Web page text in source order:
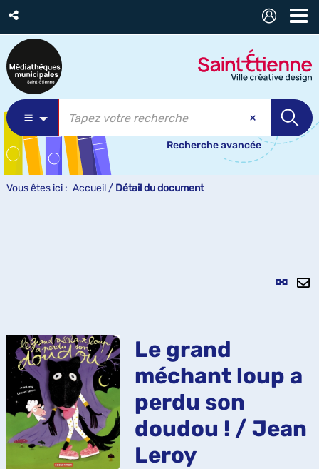
Recherche avancée
Vous êtes ici : Accueil / Détail du document
Lien
Le grand
méchant loup a
perdu son
doudou ! / Jean
Leroy